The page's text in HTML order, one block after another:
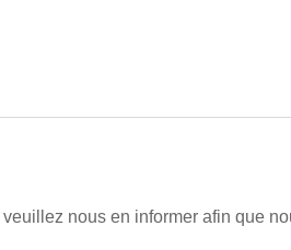
veuillez nous en informer afin que